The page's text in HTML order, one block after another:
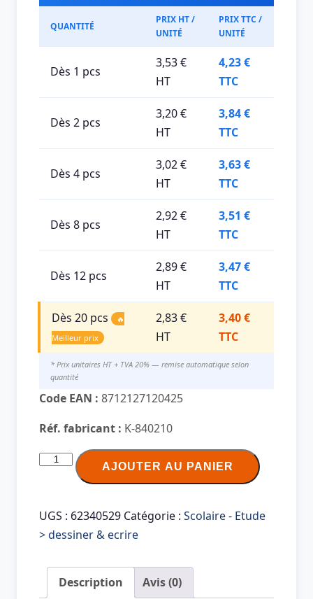
QUANTITÉ
PRIX HT /
UNITÉ
PRIX TTC /
UNITÉ
Dès 1 pcs
3,53 €
HT
4,23 €
TTC
Dès 2 pcs
3,20 €
HT
3,84 €
TTC
Dès 4 pcs
3,02 €
HT
3,63 €
TTC
Dès 8 pcs
2,92 €
HT
3,51 €
TTC
Dès 12 pcs
2,89 €
HT
3,47 €
TTC
Dès 20 pcs
🔥
Meilleur prix
2,83 €
HT
3,40 €
TTC
* Prix unitaires HT + TVA 20% — remise automatique selon
quantité
Code EAN : 8712127120425
Réf. fabricant : K-840210
quantité
à
poils
plate,
taille
AJOUTER AU PANIER
UGS : 62340529 Catégorie : Scolaire - Etude
> dessiner & ecrire
Description Avis (0)